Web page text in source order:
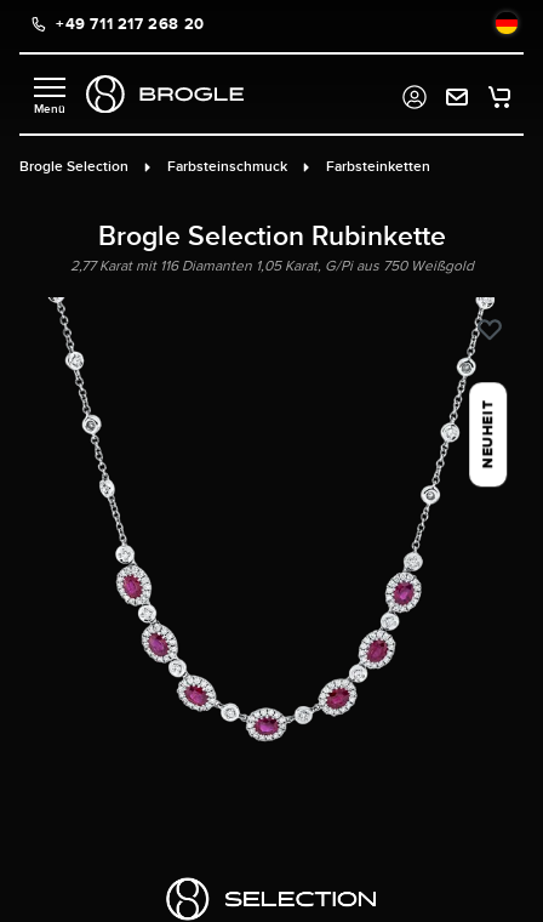
springen
+49 711 217 268 20
Brogle Selection Farbsteinschmuck Farbsteinketten
Brogle Selection Rubinkette
2,77 Karat mit 116 Diamanten 1,05 Karat, G/Pi aus 750 Weißgold
NEUHEIT